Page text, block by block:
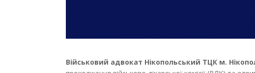
Військовий адвокат Нікопольський ТЦК м.